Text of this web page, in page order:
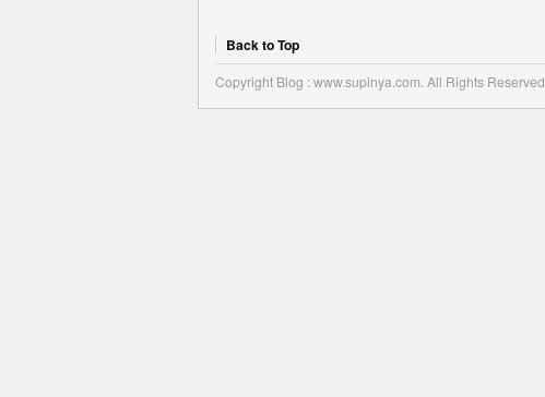
Back to Top
Copyright Blog : www.supinya.com. All Rights Reserved